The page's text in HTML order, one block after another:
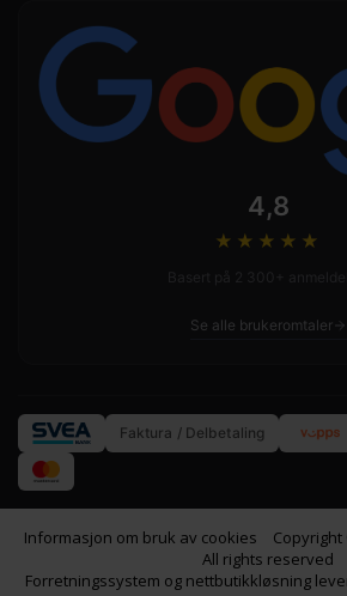
4,8
★★★★ ★
Se alle brukeromtaler
Faktura / Delbetaling
Informasjon om bruk av cookies
All rights reserved
Forretningssystem og nettbutikkløsning